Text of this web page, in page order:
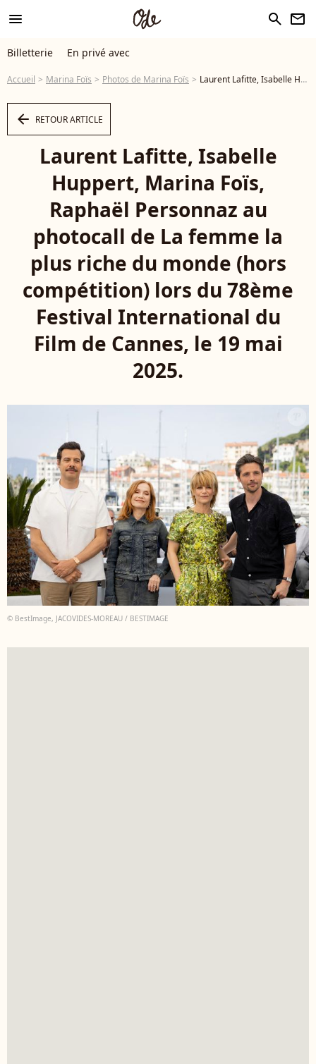
menu search newsletter
Billetterie En privé avec
Accueil Marina Foïs Photos de Marina Foïs Laurent Lafitte, Isabelle Huppert, Marina Foïs, Raphaël Personnaz au photocall de La femme la plus riche du monde (hors compétition) lors du 78ème Festival International du Film de Cannes, le 19 mai 2025. © Moreau / Jacovides / Bestimage - Photo
arrow_left RETOUR ARTICLE
Laurent Lafitte, Isabelle
Huppert, Marina Foïs,
Raphaël Personnaz au
photocall de La femme la
plus riche du monde (hors
compétition) lors du 78ème
Festival International du
Film de Cannes, le 19 mai
2025.
© BestImage, JACOVIDES-MOREAU / BESTIMAGE